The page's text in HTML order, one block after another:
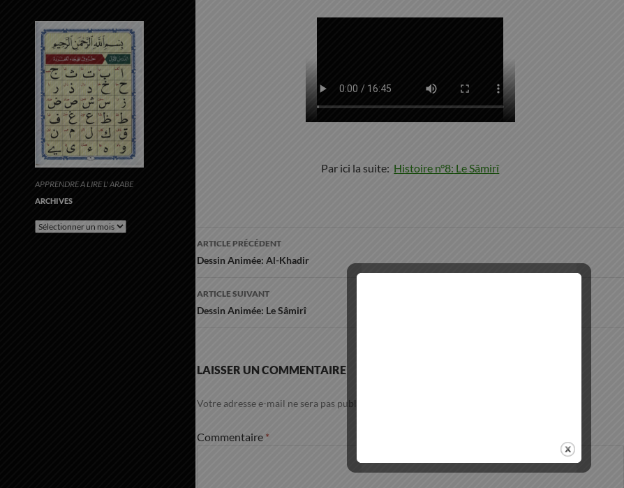
Par ici la suite: Histoire n°8: Le Sâmirî
Navigation
des
articles
ARTICLE PRÉCÉDENT
Dessin Animée: Al-Khadir
ARTICLE SUIVANT
Dessin Animée: Le Sâmirî
LAISSER UN COMMENTAIRE
Votre adresse e-mail ne sera pas publiée.
Commentaire *
APPRENDRE A LIRE L' ARABE
ARCHIVES
Archives